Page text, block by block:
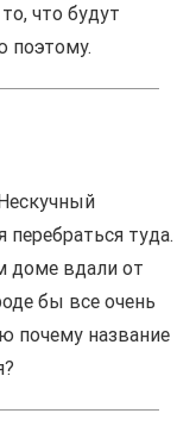
что будут
поэтому.
перебраться туда.
доме вдали от
бы все очень
почему название